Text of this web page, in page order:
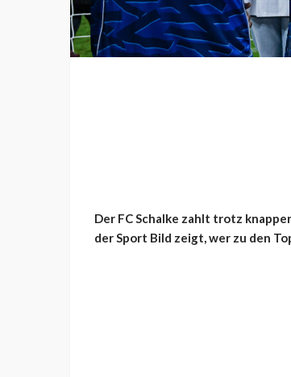
Der FC Schalke zahlt trotz
der Sport Bild zeigt, wer zu den